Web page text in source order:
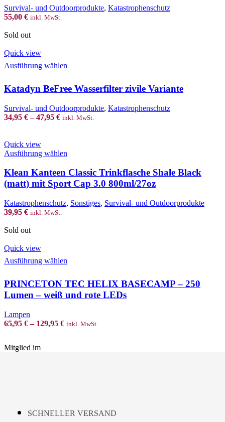
Survival- und Outdoorprodukte, Katastrophenschutz
55,00 € inkl. MwSt.
Sold out
Quick view
Ausführung wählen
product
multiple
The
options
product
page
Katadyn BeFree Wasserfilter zivile Variante
Survival- und Outdoorprodukte, Katastrophenschutz
34,95 €–47,95 € inkl. MwSt.
Quick view
Ausführung wählen
has
multiple
variants.
options
product
Klean Kanteen Classic Trinkflasche Shale Black
(matt) mit Sport Cap 3.0 800ml/27oz
Katastrophenschutz, Sonstiges, Survival- und Outdoorprodukte
39,95 € inkl. MwSt.
Sold out
Quick view
Ausführung wählen
product
multiple
variants.
The
may
be
PRINCETON TEC HELIX BASECAMP – 250
Lumen – weiß und rote LEDs
Lampen
65,95 €– 129,95 € inkl. MwSt.
Mitglied im
SCHNELLER VERSAND